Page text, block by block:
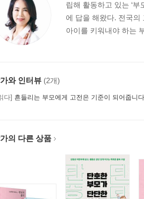
립해 활동하고 있는 ‘부
에 답을 해왔다. 전국
아이를 키워내야 하는
와 인터뷰 (2개)
다] 흔들리는 부모에게 고전은 기준이 되어줍니
의 다른 상품